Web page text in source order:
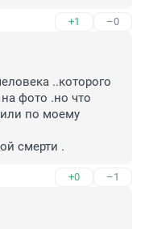
+1 –0
..которого
фото .но что
по моему
смерти .
+0 –1